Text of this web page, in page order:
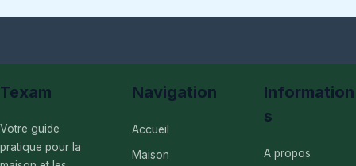
Texam
Votre guide
pratique pour la
Navigation
Accueil
Maison
Information
s
A propos